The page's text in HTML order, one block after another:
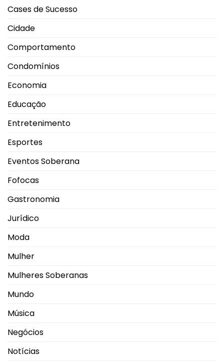
Brasileiro
Cases de Sucesso
Cidade
Comportamento
Condomínios
Economia
Educação
Entretenimento
Esportes
Eventos Soberana
Fofocas
Gastronomia
Jurídico
Moda
Mulher
Mulheres Soberanas
Mundo
Música
Negócios
Notícias